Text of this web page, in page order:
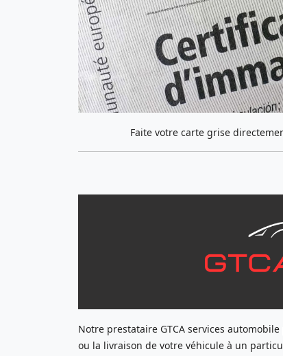
Faite votre carte grise
Notre prestataire GTCA services
ou la livraison de votre véhicule à un